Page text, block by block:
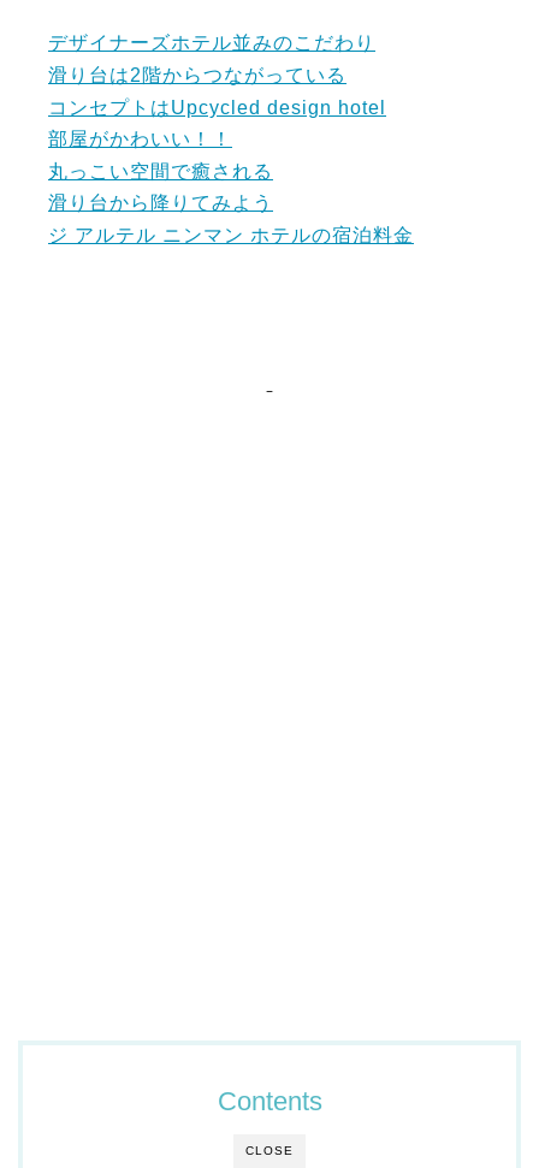
デザイナーズホテル並みのこだわり
滑り台は2階からつながっている
コンセプトはUpcycled design hotel
部屋がかわいい！！
丸っこい空間で癒される
滑り台から降りてみよう
ジ アルテル ニンマン ホテルの宿泊料金
CLOSE
Contents